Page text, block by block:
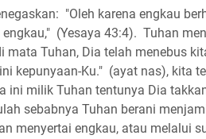
"Oleh karena engkau
(Yesaya 43:4). Tuhan
mata Tuhan, Dia telah menebus
kepunyaan-Ku." (ayat nas), kita
ini milik Tuhan tentunya Dia
sebabnya Tuhan berani
menyertai engkau, atau melalui